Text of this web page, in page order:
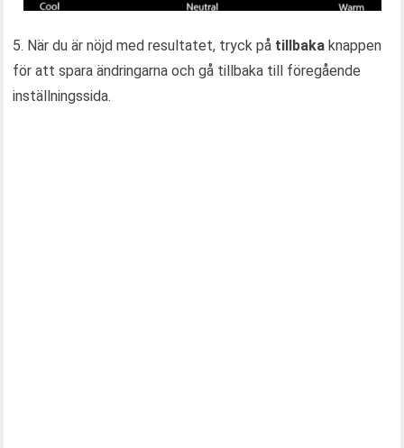
5. När du är nöjd med resultatet, tryck på tillbaka knappen
för att spara ändringarna och gå tillbaka till föregående
inställningssida.